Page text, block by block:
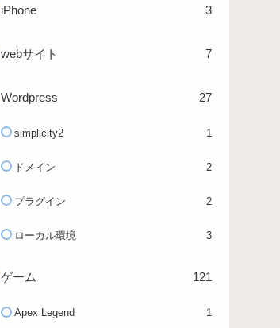
iPhone 3
webサイト 7
Wordpress 27
simplicity2 1
ドメイン 2
プラグイン 2
ローカル環境 3
ゲーム 121
Apex Legend 1